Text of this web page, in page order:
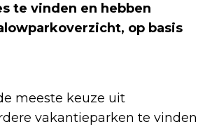
te vinden en hebben
op basis
meeste keuze uit
vakantieparken te vinden